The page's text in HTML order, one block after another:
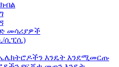
መሳሪያዎች
ሲፒሲ)
እንዴት እንደሚመርጡ